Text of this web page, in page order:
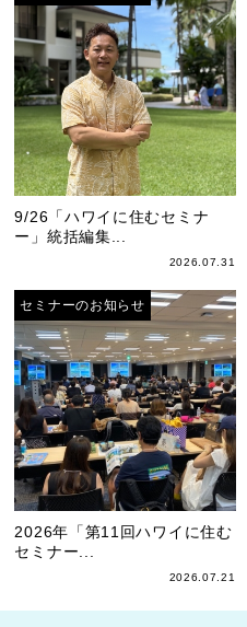
9/26「ハワイに住むセミナ
ー」統括編集...
2026.07.31
セミナーのお知らせ
2026年「第11回ハワイに住む
セミナー...
2026.07.21